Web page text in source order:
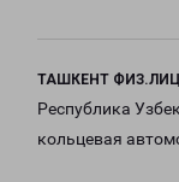
ТАШКЕНТ
Республика
кольцевая